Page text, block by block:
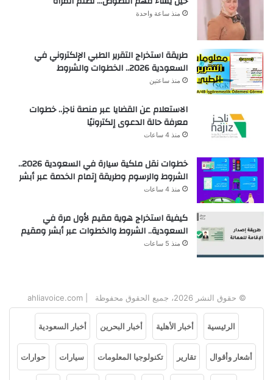
منذ ساعة واحدة
طريقة استخراج التقرير الطبي الإلكتروني في
السعودية 2026.. الخطوات والشروط
منذ ساعتين
الاستعلام عن القضايا عبر منصة ناجز.. خطوات
معرفة حالة الدعوى إلكترونيًا
منذ 4 ساعات
خطوات نقل ملكية سيارة في السعودية 2026..
الشروط والرسوم وطريقة إتمام الخدمة عبر أبشر
منذ 4 ساعات
كيفية استخراج هوية مقيم لأول مرة في
السعودية.. الشروط والخطوات عبر أبشر ومقيم
منذ 5 ساعات
© حقوق النشر 2026، جميع الحقوق محفوظة | ahliavoice.com
الرئيسية أخبار الأهلية أخبار البحرين أخبار السعودية
أشعار وأقوال تقارير تكنولوجيا المعلومات سيارات حوارات